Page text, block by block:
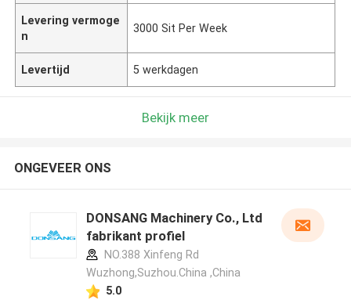
Levering vermoge
n
3000 Sit Per Week
Levertijd 5 werkdagen
Bekijk meer
ONGEVEER ONS
DONSANG Machinery Co., Ltd
fabrikant profiel
NO.388 Xinfeng Rd
Wuzhong,Suzhou.China ,China
5.0